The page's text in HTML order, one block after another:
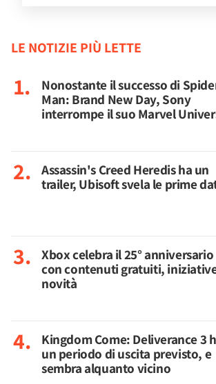
LE NOTIZIE PIÙ LETTE
Nonostante il successo di
Man: Brand New Day, Sony
interrompe il suo Marvel
Assassin's Creed Heredis ha un
trailer, Ubisoft svela le prime
Xbox celebra il 25° anniversario
con contenuti gratuiti,
novità
Kingdom Come: Deliverance 3
un periodo di uscita previsto, e
sembra alquanto vicino